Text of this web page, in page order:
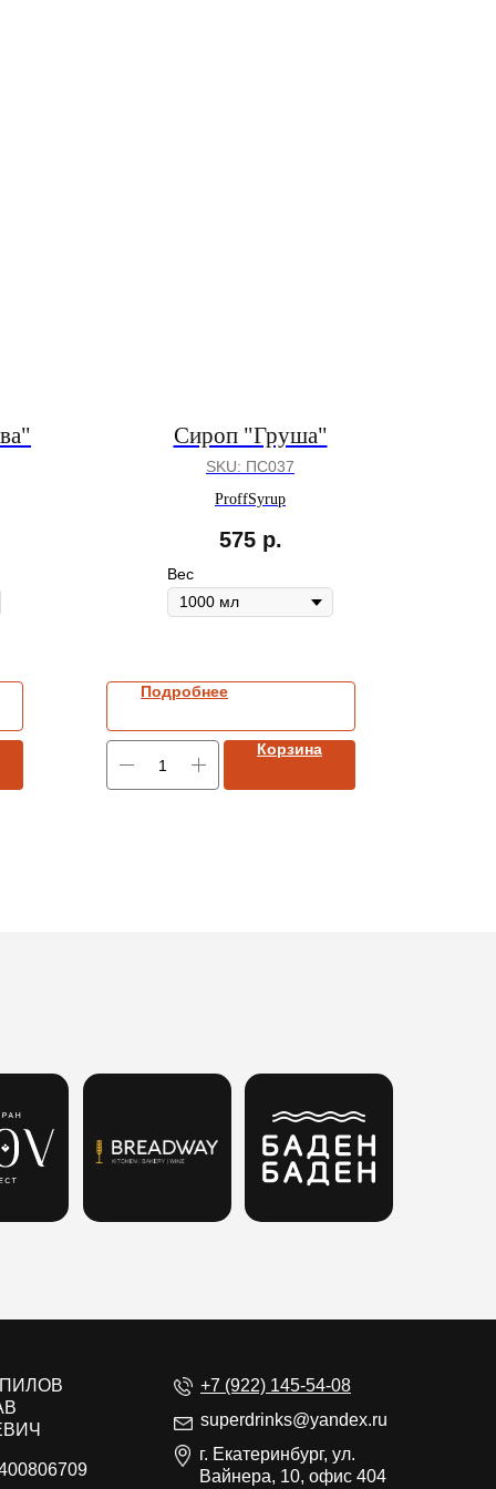
Сироп "Груша"
SKU: ПС037
ProffSyrup
575 р.
Вес
Подробнее
Корзина
superdrinks@yandex.ru
+7 (922) 145-54-08
г. Екатеринбург, ул.
Вайнера, 10, офис 404